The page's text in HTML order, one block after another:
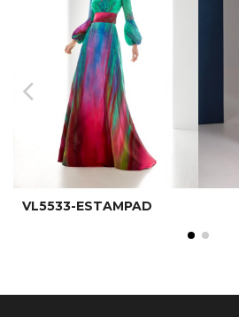
VL5533-ESTAMPAD